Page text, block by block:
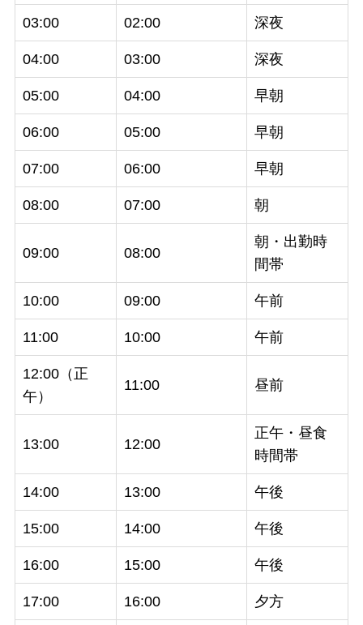
03:00 02:00 深夜
04:00 03:00 深夜
05:00 04:00 早朝
06:00 05:00 早朝
07:00 06:00 早朝
08:00 07:00 朝
09:00 08:00
朝・出勤時
間帯
10:00 09:00 午前
11:00 10:00 午前
12:00（正
午）
11:00 昼前
13:00 12:00
正午・昼食
時間帯
14:00 13:00 午後
15:00 14:00 午後
16:00 15:00 午後
17:00 16:00 夕方